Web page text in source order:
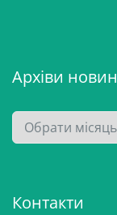
Архіви новин
А
р
в
Контакти